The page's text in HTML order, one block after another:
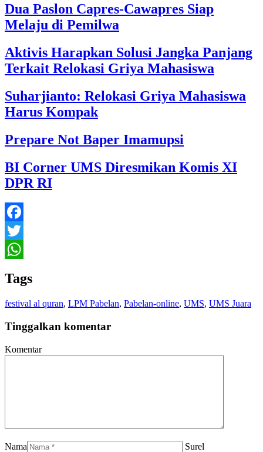
Dua Paslon Capres-Cawapres Siap
Melaju di Pemilwa
Aktivis Harapkan Solusi Jangka Panjang
Terkait Relokasi Griya Mahasiswa
Suharjianto: Relokasi Griya Mahasiswa
Harus Kompak
Prepare Not Baper Imamupsi
BI Corner UMS Diresmikan Komis XI
DPR RI
Facebook
Twitter
Tags
festival al quran, LPM Pabelan, Pabelan-online, UMS, UMS Juara
Tinggalkan komentar
Komentar
Nama
Surel